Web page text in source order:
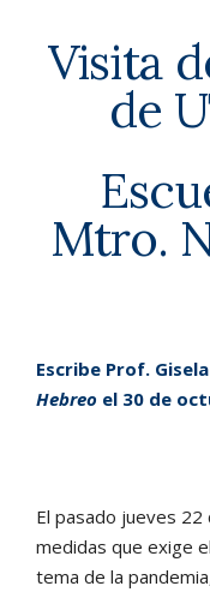
Visita
de
Mtro.
Escribe Prof.
Hebreo el 30 de
El pasado jueves
medidas que exige
tema de la